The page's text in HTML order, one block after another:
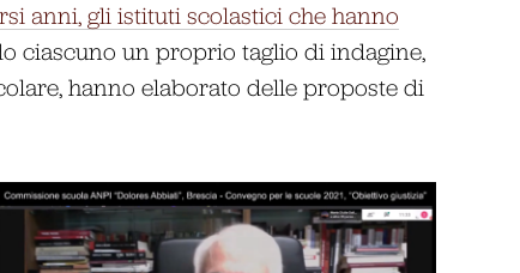
anni, gli istituti scolastici che hanno
ciascuno un proprio taglio di indagine,
hanno elaborato delle proposte di